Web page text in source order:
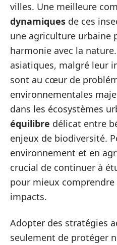
villes. Une meilleure
dynamiques de ces
une agriculture urbaine
harmonie avec la
asiatiques, malgré leur
sont au cœur de
environnementales
dans les écosystèmes
équilibre délicat entre
enjeux de biodiversité.
environnement et en
crucial de continuer à
pour mieux
impacts.
Adopter des stratégies
seulement de protéger